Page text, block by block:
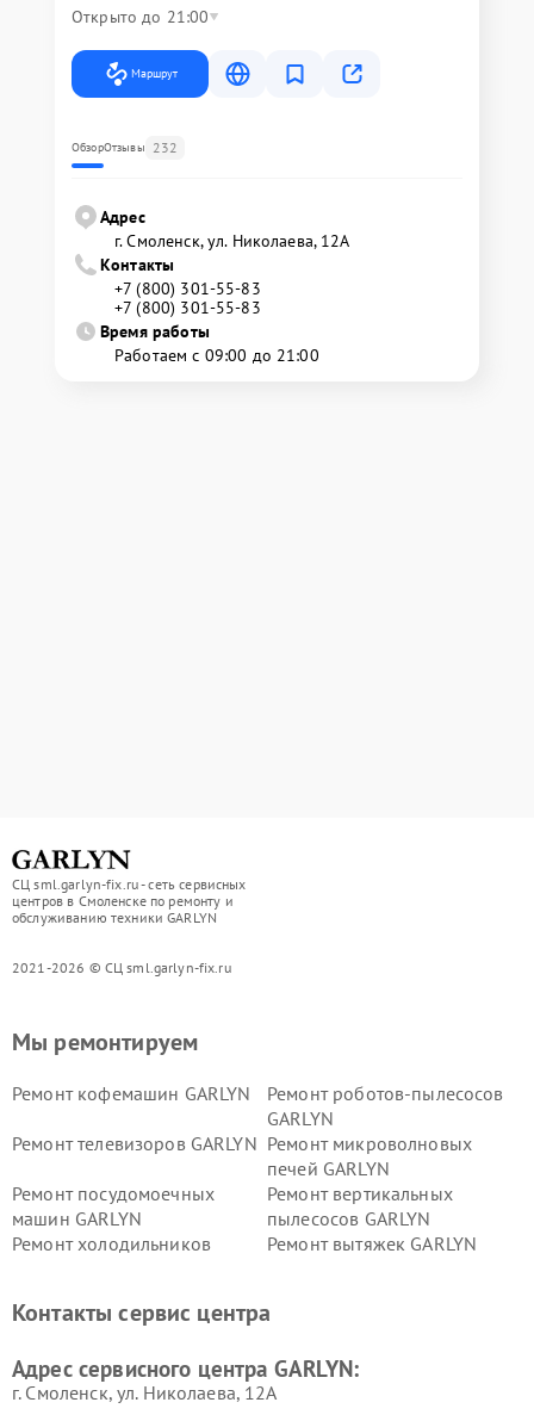
Открыто до 21:00
Маршрут
ОбзорОтзывы 232
Адрес
г. Смоленск, ул. Николаева, 12А
Контакты
+7 (800) 301-55-83
+7 (800) 301-55-83
Время работы
Работаем с 09:00 до 21:00
СЦ sml.garlyn-fix.ru - сеть сервисных
центров в Смоленске по ремонту и
обслуживанию техники GARLYN
2021-2026 © СЦ sml.garlyn-fix.ru
Мы ремонтируем
Ремонт кофемашин GARLYN
Ремонт роботов-пылесосов
GARLYN
Ремонт телевизоров GARLYN Ремонт микроволновых
печей GARLYN
Ремонт посудомоечных
машин GARLYN
Ремонт вертикальных
пылесосов GARLYN
Ремонт холодильников
Ремонт вытяжек GARLYN
стеклоочистителей GARLYN
GARLYN
GARLYN
Контакты сервис центра
Адрес сервисного центра GARLYN:
г. Смоленск, ул. Николаева, 12А